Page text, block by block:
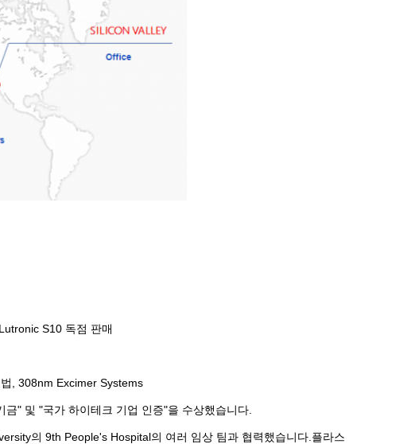
S10 독점 판매
, 308nm Excimer Systems
" 및 "국가 하이테크 기업 인증"을 수상했습니다.
의 9th People's Hospital의 여러 임상 팀과 협력했습니다.플라스